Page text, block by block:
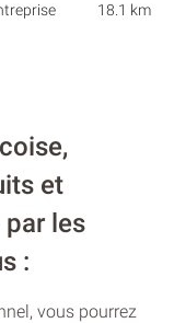
18.1 km
et
les
:
vous pourrez